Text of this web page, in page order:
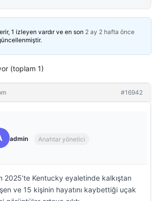
1 izleyen vardır ve en son 2 ay 2 hafta önce
(toplam 1)
#16942
admin Anahtar yönetici
2025’te Kentucky eyaletinde kalkıştan
ve 15 kişinin hayatını kaybettiği uçak